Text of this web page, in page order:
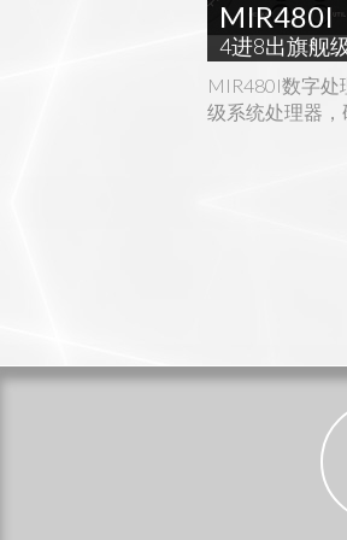
MIR480I
4进8出旗舰
MIR480I数字处
级系统处理器，